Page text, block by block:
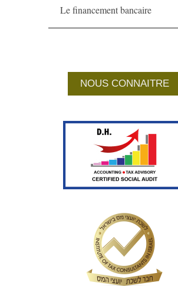
Le financement bancaire
NOUS CONNAITRE